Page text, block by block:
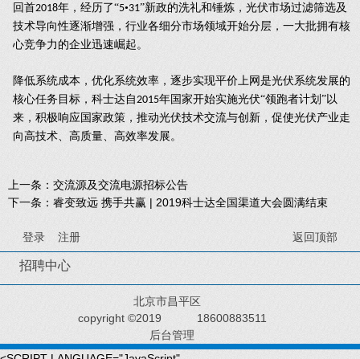
回首2018年，经历了“5•31”新政的洗礼和锤炼，光伏市场过滤筛选及
技术导向性逐渐增强，行业各细分市场领域开始分层，一大批拥有核
心竞争力的企业迅速崛起。
降低系统成本，优化系统效率，逐步实现平价上网是光伏系统发展的
核心任务目标，科士达自2015年国家开始实施光伏“领跑者计划”以
来，积极响应国家政策，推动光伏技术交流与创新，促使光伏产业走
向高技术、高质量、高效率发展。
上一条： 交流源及交流电源招标公告
下一条： 睿变致远 携手共赢 | 2019科士达全国渠道大会圆满结束
登录 注册 返回顶部
招聘中心
北京市昌平区
copyright ©2019
18600883511
后台管理